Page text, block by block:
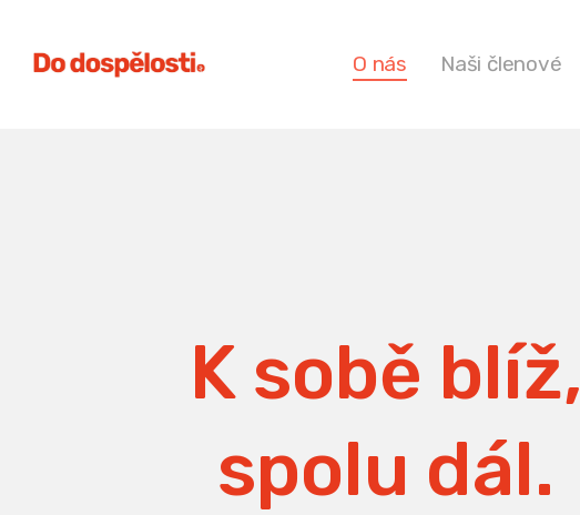
O nás Naši členové
K sobě blíž,
spolu dál.